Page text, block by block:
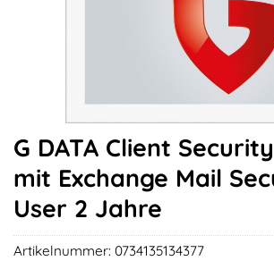
G DATA Client
mit Exchange Mail
User 2 Jahre
Artikelnummer: 0734135134377